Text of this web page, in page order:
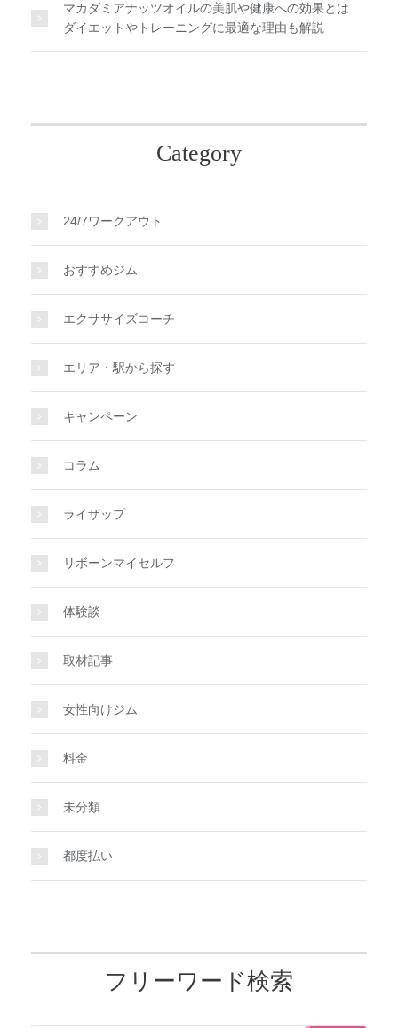
マカダミアナッツオイルの美肌や健康への効果とは
ダイエットやトレーニングに最適な理由も解説
Category
24/7ワークアウト
おすすめジム
エクササイズコーチ
エリア・駅から探す
キャンペーン
コラム
ライザップ
リボーンマイセルフ
体験談
取材記事
女性向けジム
料金
未分類
都度払い
フリーワード検索